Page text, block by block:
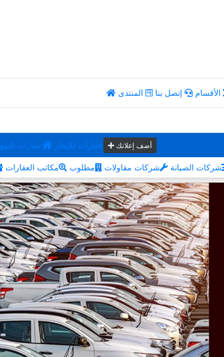
الأقسام إتصل بنا المنتدى
عقارات للبيع عقارات للإيجار أضف إعلانك
مكاتب العقارات مطلوب شركات مقاولات شركات الصيانة